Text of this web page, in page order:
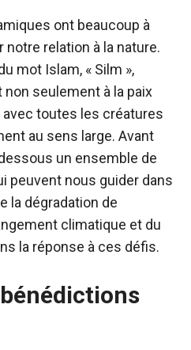
ont beaucoup à
relation à la nature.
mot Islam, « Silm »,
seulement à la paix
toutes les créatures
au sens large. Avant
un ensemble de
peuvent nous guider dans
la dégradation de
climatique et du
la réponse à ces défis.